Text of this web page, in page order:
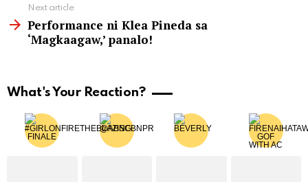
Next article
Performance ni Klea Pineda sa
‘Magkaagaw,’ panalo!
What's Your Reaction?